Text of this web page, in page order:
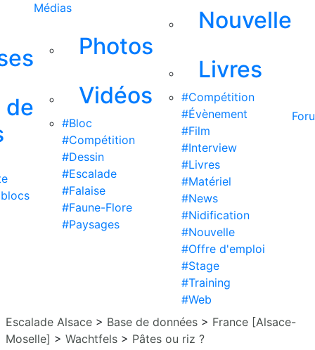
de
Médias
Photos
Vidéos
#Bloc
#Compétition
#Dessin
#Escalade
#Falaise
#Faune-Flore
#Paysages
Nouvelle
Livres
#Compétition
#Évènement
#Film
#Interview
#Livres
#Matériel
#News
#Nidification
#Nouvelle
#Offre d'emploi
#Stage
#Training
#Web
Escalade Alsace > Base de données > France [Alsace-
Moselle] > Wachtfels > Pâtes ou riz ?